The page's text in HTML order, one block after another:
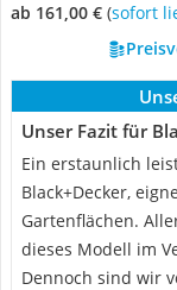
ab 161,00 € ( Sofort
Unser Fazit für
Ein erstaunlich
Black+Decker,
Gartenflächen.
dieses Modell im
Dennoch sind wir